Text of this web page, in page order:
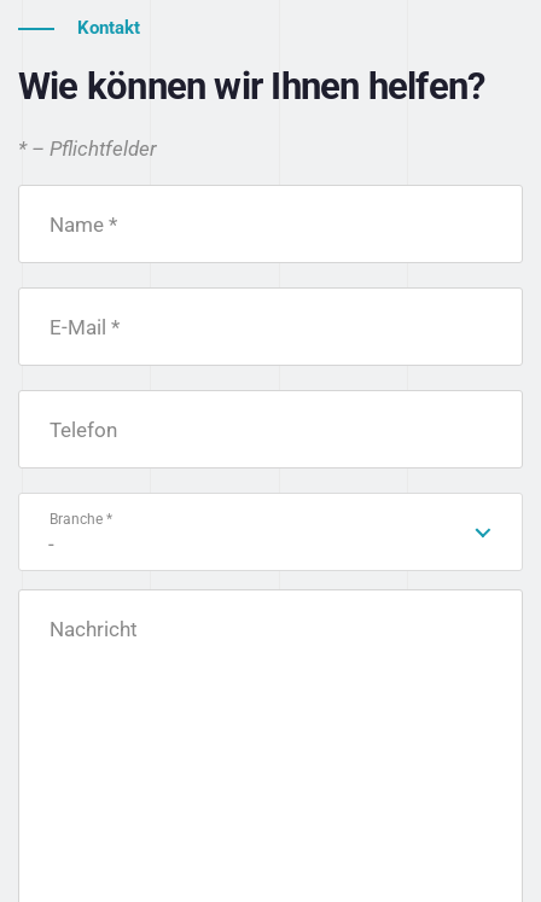
Kontakt
Wie können wir Ihnen helfen?
* – Pflichtfelder
Name *
E-Mail *
Telefon
Branche *
-
Nachricht